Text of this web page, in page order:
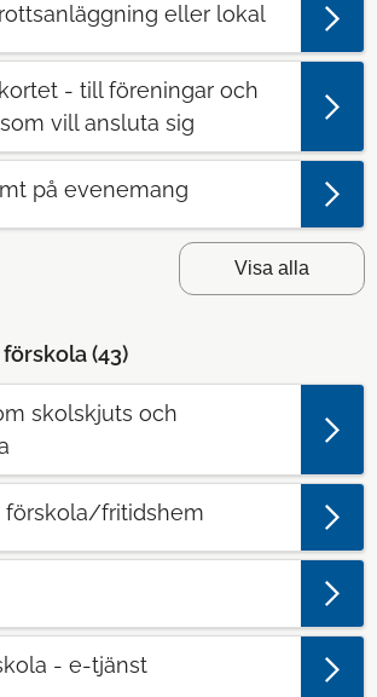
eller lokal
- till föreningar och
vill ansluta sig
på evenemang
Visa alla
(43)
skolskjuts och
förskola/fritidshem
- e-tjänst